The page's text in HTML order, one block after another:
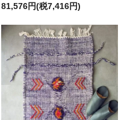
81,576円(税7,416円)